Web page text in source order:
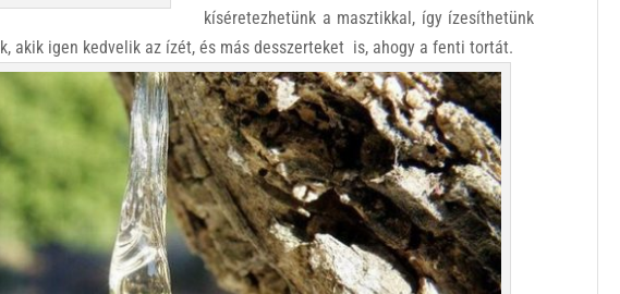
kíséretezhetünk a masztikkal, így ízesíthetünk
akik igen kedvelik az ízét, és más desszerteket is, ahogy a fenti tortát.